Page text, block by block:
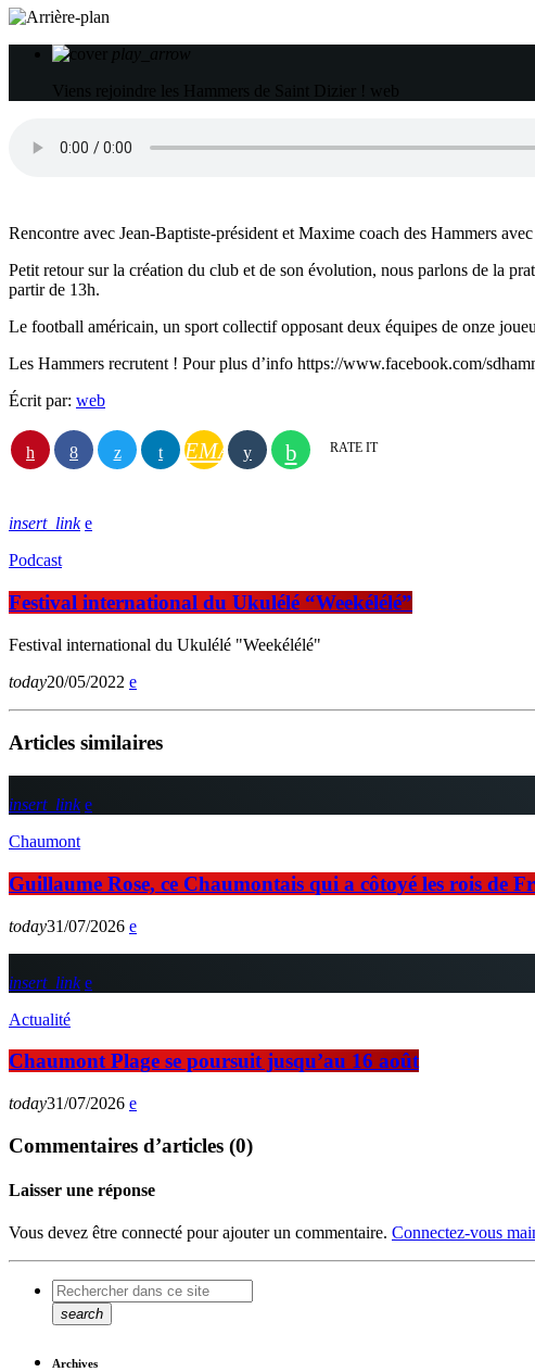
play_arrow
Viens rejoindre les Hammers de Saint Dizier ! web
Rencontre avec Jean-Baptiste-président et Maxime coach des Hammers
Petit retour sur la création du club et de son évolution, nous parlons de la
partir de 13h.
Le football américain, un sport collectif opposant deux équipes de onze
Les Hammers recrutent ! Pour plus d’info https://www.facebook.com/
Écrit par: web
EMAIL RATE IT
insert_link
Podcast
Festival international du Ukulélé “Weekélélé”
Festival international du Ukulélé "Weekélélé"
today20/05/2022
Articles similaires
insert_link
Chaumont
Guillaume Rose, ce Chaumontais qui a côtoyé les rois de
today31/07/2026
insert_link
Actualité
Chaumont Plage se poursuit jusqu’au 16 août
today31/07/2026
Commentaires d’articles (0)
Laisser une réponse
Vous devez être connecté pour ajouter un commentaire. Connectez-vous
search
Archives